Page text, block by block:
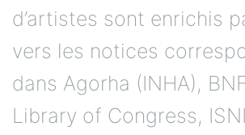
d’artistes sont enrichis
vers les notices
dans Agorha (INHA),
Library of Congress,